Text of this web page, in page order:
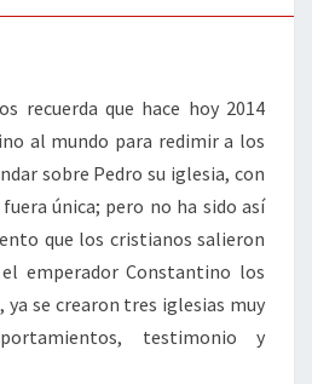
recuerda que hace hoy 2014
al mundo para redimir a los
sobre Pedro su iglesia, con
única; pero no ha sido así
que los cristianos salieron
emperador Constantino los
ya se crearon tres iglesias muy
testimonio y